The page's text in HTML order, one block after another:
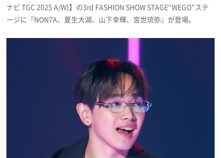
ナビ TGC 2025 A/W)】の3rd FASHION SHOW STAGE“WEGO”ステ
ージに『NON7A、夏生大湖、山下幸輝、宮世琉弥』が登場。